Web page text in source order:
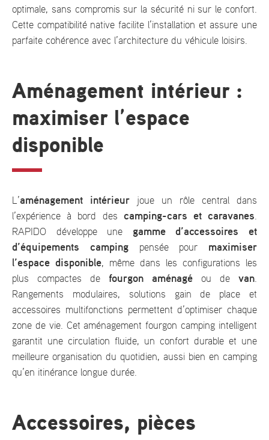
optimale, sans compromis sur la sécurité ni sur le confort.
Cette compatibilité native facilite l’installation et assure une
parfaite cohérence avec l’architecture du véhicule loisirs.
Aménagement intérieur :
maximiser l’espace
disponible
L’aménagement intérieur joue un rôle central dans
l’expérience à bord des camping-cars et caravanes.
RAPIDO développe une gamme d’accessoires et
d’équipements campingpensée pour maximiser
l’espace disponible, même dans les configurations les
plus compactes de fourgon aménagé ou de van.
Rangements modulaires, solutions gain de place et
accessoires multifonctions permettent d’optimiser chaque
zone de vie. Cet aménagement fourgon camping intelligent
garantit une circulation fluide, un confort durable et une
meilleure organisation du quotidien, aussi bien en camping
qu’en itinérance longue durée.
Accessoires, pièces